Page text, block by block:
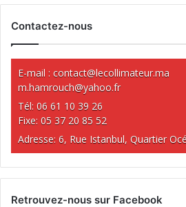
Contactez-nous
E-mail : contact@lecollimateur.ma
m.hamrouch@yahoo.fr
Tél: 06 61 10 39 26
Fixe: 05 37 20 85 52
Adresse: 6, Rue Istanbul, Quartier
Retrouvez-nous sur Facebook